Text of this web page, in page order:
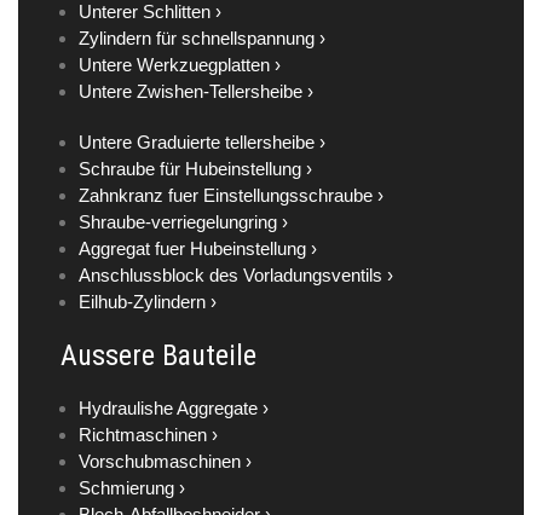
Unterer Schlitten ›
Zylindern für schnellspannung ›
Untere Werkzuegplatten ›
Untere Zwishen-Tellersheibe ›
Untere Graduierte tellersheibe ›
Schraube für Hubeinstellung ›
Zahnkranz fuer Einstellungsschraube ›
Shraube-verriegelungring ›
Aggregat fuer Hubeinstellung ›
Anschlussblock des Vorladungsventils ›
Eilhub-Zylindern ›
Aussere Bauteile
Hydraulishe Aggregate ›
Richtmaschinen ›
Vorschubmaschinen ›
Schmierung ›